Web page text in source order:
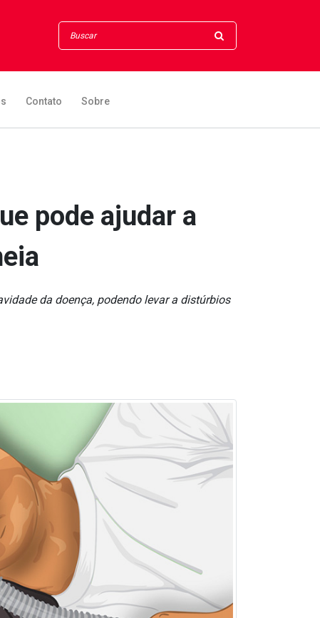
Contato Sobre
pode ajudar a
da doença, podendo levar a distúrbios